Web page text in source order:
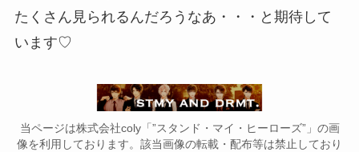
たくさん見られるんだろうなあ・・・と期待して
います♡
当ページは株式会社coly「”スタンド・マイ・ヒーローズ”」の画
像を利用しております。該当画像の転載・配布等は禁止しており